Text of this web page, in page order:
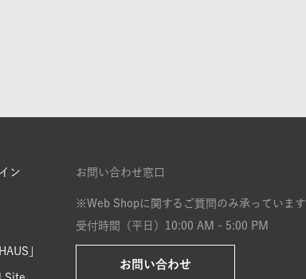
ン
」
お問い合わせ窓口
※Web Shopに関するご質問のみ承っています
受付時間（平日）10:00 AM - 5:00 PM
お問い合わせ